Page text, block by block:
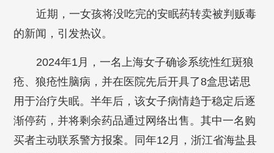
近期，一女孩将没吃完的安眠药转卖被判贩毒
的新闻，引发热议。
2024年1月，一名上海女子确诊系统性红斑狼
疮、狼疮性脑病，并在医院先后开具了8盒思诺思
用于治疗失眠。半年后，该女子病情趋于稳定后逐
渐停药，并将剩余药品通过网络出售。其中一名购
买者主动联系警方报案。同年12月，浙江省海盐县